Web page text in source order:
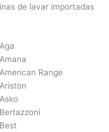
de lavar importadas
Range